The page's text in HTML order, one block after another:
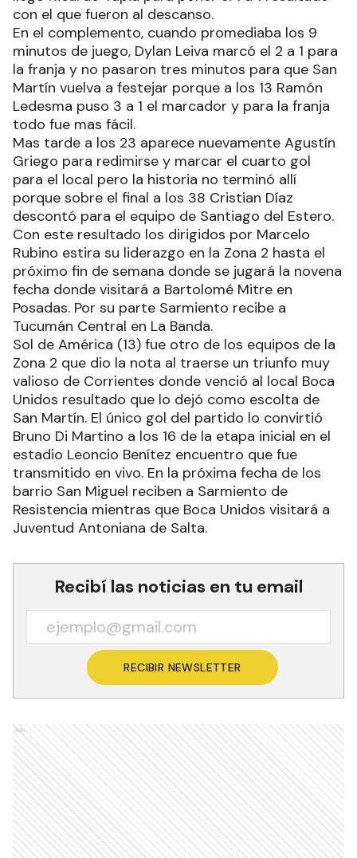
con el que fueron al descanso.
En el complemento, cuando promediaba los 9
minutos de juego, Dylan Leiva marcó el 2 a 1 para
la franja y no pasaron tres minutos para que San
Martín vuelva a festejar porque a los 13 Ramón
Ledesma puso 3 a 1 el marcador y para la franja
todo fue mas fácil.
Mas tarde a los 23 aparece nuevamente Agustín
Griego para redimirse y marcar el cuarto gol
para el local pero la historia no terminó allí
porque sobre el final a los 38 Cristian Díaz
descontó para el equipo de Santiago del Estero.
Con este resultado los dirigidos por Marcelo
Rubino estira su liderazgo en la Zona 2 hasta el
próximo fin de semana donde se jugará la novena
fecha donde visitará a Bartolomé Mitre en
Posadas. Por su parte Sarmiento recibe a
Tucumán Central en La Banda.
Sol de América (13) fue otro de los equipos de la
Zona 2 que dio la nota al traerse un triunfo muy
valioso de Corrientes donde venció al local Boca
Unidos resultado que lo dejó como escolta de
San Martín. El único gol del partido lo convirtió
Bruno Di Martino a los 16 de la etapa inicial en el
estadio Leoncio Benítez encuentro que fue
transmitido en vivo. En la próxima fecha de los
barrio San Miguel reciben a Sarmiento de
Resistencia mientras que Boca Unidos visitará a
Juventud Antoniana de Salta.
Recibí las noticias en tu email
RECIBIR NEWSLETTER
Ads